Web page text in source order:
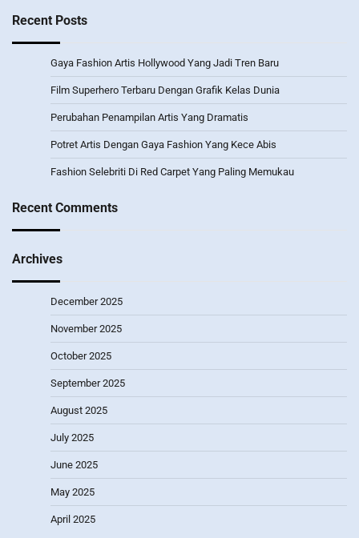
Recent Posts
Gaya Fashion Artis Hollywood Yang Jadi Tren Baru
Film Superhero Terbaru Dengan Grafik Kelas Dunia
Perubahan Penampilan Artis Yang Dramatis
Potret Artis Dengan Gaya Fashion Yang Kece Abis
Fashion Selebriti Di Red Carpet Yang Paling Memukau
Recent Comments
Archives
December 2025
November 2025
October 2025
September 2025
August 2025
July 2025
June 2025
May 2025
April 2025